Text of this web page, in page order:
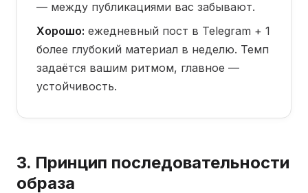
— между публикациями вас забывают.
Хорошо: ежедневный пост в Telegram + 1
более глубокий материал в неделю. Темп
задаётся вашим ритмом, главное —
устойчивость.
3. Принцип последовательности
образа